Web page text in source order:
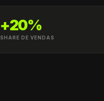
+20%
SHARE DE VENDAS